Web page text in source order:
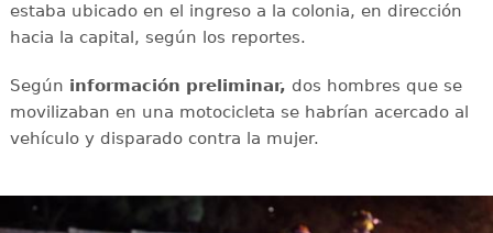
estaba ubicado en el ingreso a la colonia, en dirección
hacia la capital, según los reportes.
Según información preliminar, dos hombres que se
movilizaban en una motocicleta se habrían acercado al
vehículo y disparado contra la mujer.